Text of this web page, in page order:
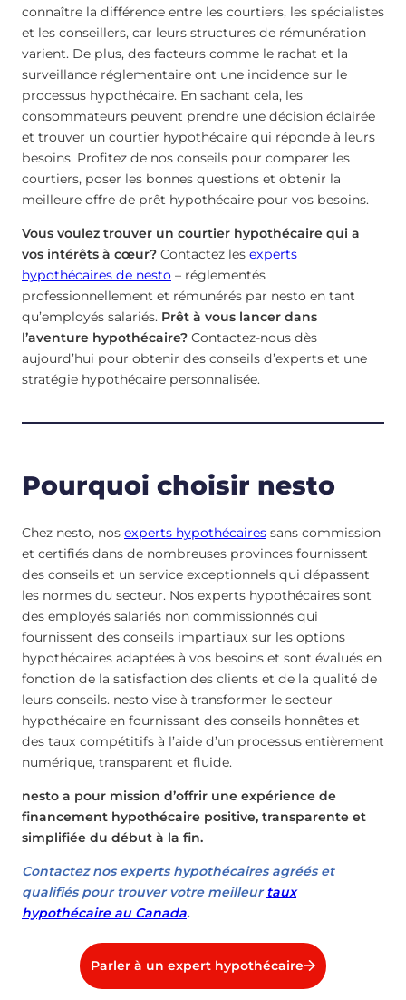
connaître la différence entre les courtiers, les spécialistes
et les conseillers, car leurs structures de rémunération
varient. De plus, des facteurs comme le rachat et la
surveillance réglementaire ont une incidence sur le
processus hypothécaire. En sachant cela, les
consommateurs peuvent prendre une décision éclairée
et trouver un courtier hypothécaire qui réponde à leurs
besoins. Profitez de nos conseils pour comparer les
courtiers, poser les bonnes questions et obtenir la
meilleure offre de prêt hypothécaire pour vos besoins.
Vous voulez trouver un courtier hypothécaire qui a
vos intérêts à cœur? Contactez les experts
hypothécaires de nesto – réglementés
professionnellement et rémunérés par nesto en tant
qu’employés salariés. Prêt à vous lancer dans
l’aventure hypothécaire? Contactez-nous dès
aujourd’hui pour obtenir des conseils d’experts et une
stratégie hypothécaire personnalisée.
Pourquoi choisir nesto
Chez nesto, nos experts hypothécaires sans commission
et certifiés dans de nombreuses provinces fournissent
des conseils et un service exceptionnels qui dépassent
les normes du secteur. Nos experts hypothécaires sont
des employés salariés non commissionnés qui
fournissent des conseils impartiaux sur les options
hypothécaires adaptées à vos besoins et sont évalués en
fonction de la satisfaction des clients et de la qualité de
leurs conseils. nesto vise à transformer le secteur
hypothécaire en fournissant des conseils honnêtes et
des taux compétitifs à l’aide d’un processus entièrement
numérique, transparent et fluide.
nesto a pour mission d’offrir une expérience de
financement hypothécaire positive, transparente et
simplifiée du début à la fin.
Contactez nos experts hypothécaires agréés et
qualifiés pour trouver votre meilleurtaux
hypothécaire au Canada.
Parler à un expert hypothécaire